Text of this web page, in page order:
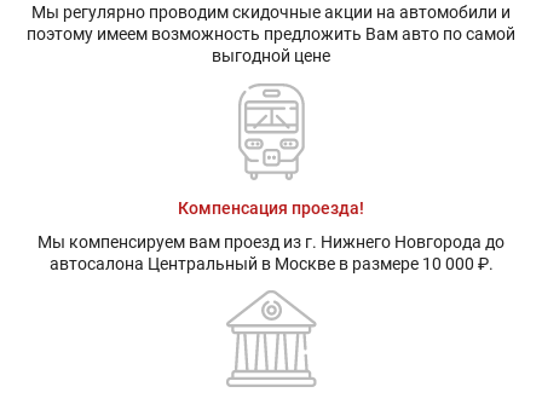
Мы регулярно проводим скидочные акции на автомобили и
поэтому имеем возможность предложить Вам авто по самой
выгодной цене
Компенсация проезда!
Мы компенсируем вам проезд из г. Нижнего Новгорода до
автосалона Центральный в Москве в размере 10 000 ₽.